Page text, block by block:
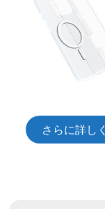
さらに詳しく